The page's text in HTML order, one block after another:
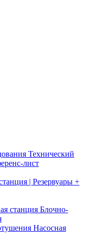
Технический
лист
| Резервуары +
Блочно-
Насосная